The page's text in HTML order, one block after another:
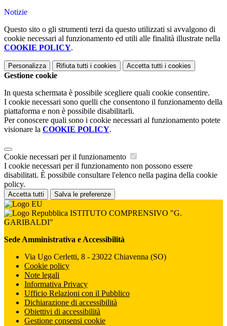
Notizie
Questo sito o gli strumenti terzi da questo utilizzati si avvalgono di
cookie necessari al funzionamento ed utili alle finalità illustrate nella
COOKIE POLICY.
Personalizza Rifiuta tutti i cookies Accetta tutti i cookies
Gestione cookie
In questa schermata è possibile scegliere quali cookie consentire.
I cookie necessari sono quelli che consentono il funzionamento della
piattaforma e non è possibile disabilitarli.
Per conoscere quali sono i cookie necessari al funzionamento potete
visionare la COOKIE POLICY.
Cookie necessari per il funzionamento
I cookie necessari per il funzionamento non possono essere
disabilitati. È possibile consultare l'elenco nella pagina della cookie
policy.
Accetta tutti Salva le preferenze
ISTITUTO COMPRENSIVO "G.
GARIBALDI"
Sede Amministrativa e Accessibilità
Via Ugo Cerletti, 8 - 23022 Chiavenna (SO)
Cookie policy
Note legali
Informativa Privacy
Ufficio Relazioni con il Pubblico
Dichiarazione di accessibilità
Obiettivi di accessibilità
Gestione consensi cookie